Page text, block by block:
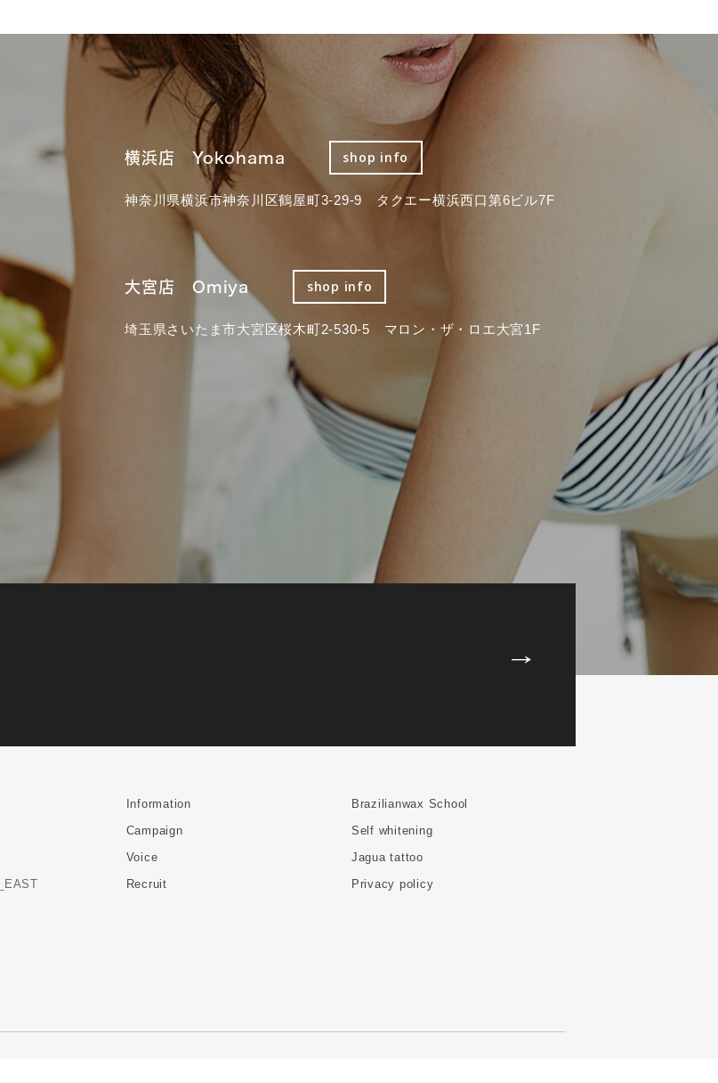
横浜店 Yokohama shop info
神奈川県横浜市神奈川区鶴屋町3-29-9 タクエー横浜西口第6ビル7F
大宮店 Omiya shop info
埼玉県さいたま市大宮区桜木町2-530-5 マロン・ザ・ロエ大宮1F
Information
Campaign
Voice
Recruit
Brazilianwax School
Self whitening
Jagua tattoo
Privacy policy